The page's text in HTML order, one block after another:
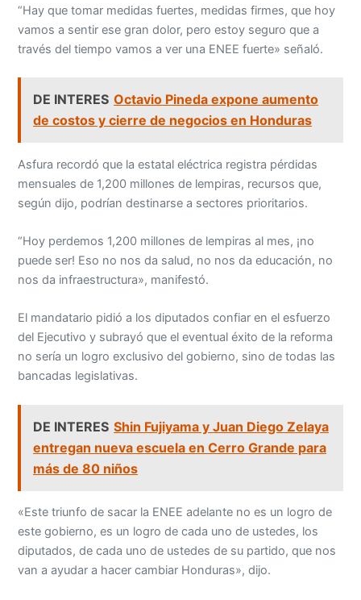
“Hay que tomar medidas fuertes, medidas firmes, que hoy
vamos a sentir ese gran dolor, pero estoy seguro que a
través del tiempo vamos a ver una ENEE fuerte» señaló.
DE INTERES Octavio Pineda expone aumento
de costos y cierre de negocios en Honduras
Asfura recordó que la estatal eléctrica registra pérdidas
mensuales de 1,200 millones de lempiras, recursos que,
según dijo, podrían destinarse a sectores prioritarios.
“Hoy perdemos 1,200 millones de lempiras al mes, ¡no
puede ser! Eso no nos da salud, no nos da educación, no
nos da infraestructura», manifestó.
El mandatario pidió a los diputados confiar en el esfuerzo
del Ejecutivo y subrayó que el eventual éxito de la reforma
no sería un logro exclusivo del gobierno, sino de todas las
bancadas legislativas.
DE INTERES Shin Fujiyama y Juan Diego Zelaya
entregan nueva escuela en Cerro Grande para
más de 80 niños
«Este triunfo de sacar la ENEE adelante no es un logro de
este gobierno, es un logro de cada uno de ustedes, los
diputados, de cada uno de ustedes de su partido, que nos
van a ayudar a hacer cambiar Honduras», dijo.